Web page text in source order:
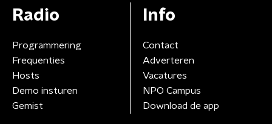
Radio
Programmering
Frequenties
Hosts
Demo insturen
Gemist
Info
Contact
Adverteren
Vacatures
NPO Campus
Download de app